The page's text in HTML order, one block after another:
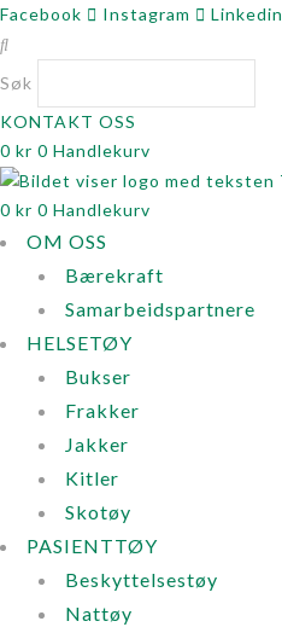
Facebook Instagram Linkedin
Søk
KONTAKT OSS
0 kr 0 Handlekurv
0 kr 0 Handlekurv
OM OSS
Bærekraft
Samarbeidspartnere
HELSETØY
Bukser
Frakker
Jakker
Kitler
Skotøy
PASIENTTØY
Beskyttelsestøy
Nattøy